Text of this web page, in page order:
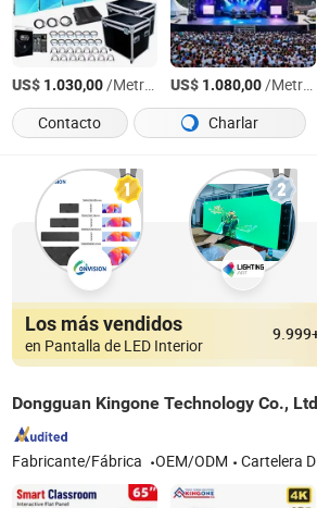
US$ 1.030,00/Metro Cuadrado US$ 1.080,00/Metro Cuadrado
Contacto
Charlar
Los más vendidos
en Pantalla de LED Interior
Dongguan Kingone Technology Co.,
Fabricante/Fábrica OEM/ODM Cartelera Digital, Pantalla Publicitaria, Pizarra Interactiva, Panel Plano Interactivo, Pizarra